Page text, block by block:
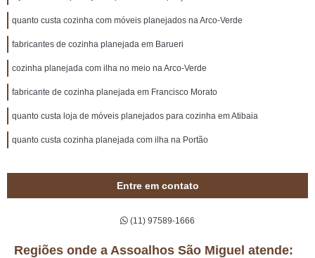
quanto custa cozinha com móveis planejados na Arco-Verde
fabricantes de cozinha planejada em Barueri
cozinha planejada com ilha no meio na Arco-Verde
fabricante de cozinha planejada em Francisco Morato
quanto custa loja de móveis planejados para cozinha em Atibaia
quanto custa cozinha planejada com ilha na Portão
Entre em contato
(11) 97589-1666
Regiões onde a Assoalhos São Miguel atende: